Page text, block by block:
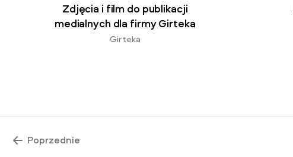
Zdjęcia i film do publikacji
medialnych dla firmy Girteka
Girteka
Poprzednie